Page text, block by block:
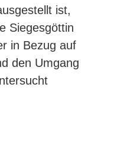
ist,
Siegesgöttin
in Bezug auf
den Umgang